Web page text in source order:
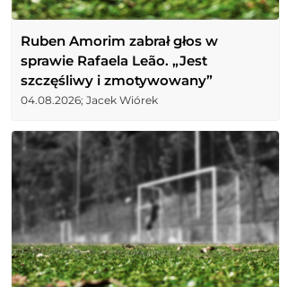
Ruben Amorim zabrał głos w
sprawie Rafaela Leão. „Jest
szczęśliwy i zmotywowany”
04.08.2026; Jacek Wiórek